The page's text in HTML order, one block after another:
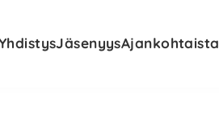
JäsenyysAjankohtaista